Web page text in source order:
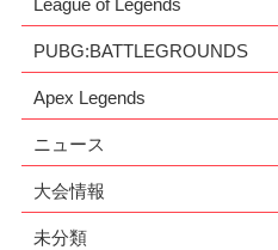
League of Legends
PUBG:BATTLEGROUNDS
Apex Legends
ニュース
大会情報
未分類